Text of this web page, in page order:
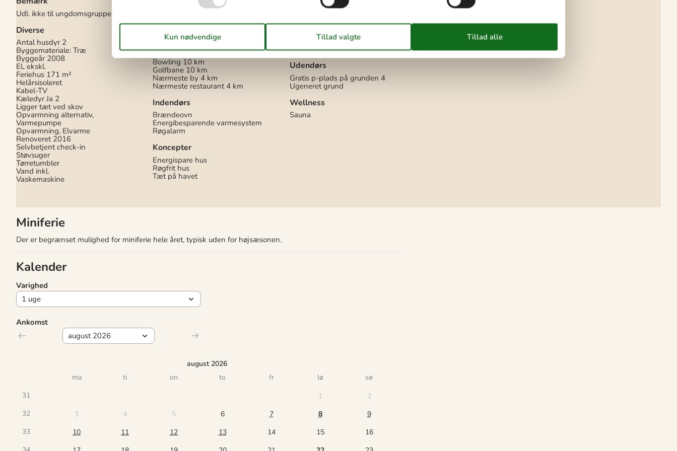
Udl. ikke til ungdomsgrupper
Diverse
Antal husdyr 2
Byggemateriale: Træ
Byggeår 2008
EL ekskl.
Feriehus 171 m²
Helårsisoleret
Kabel-TV
Kæledyr Ja 2
Ligger tæt ved skov
Opvarmning alternativ,
Varmepumpe
Opvarmning, Elvarme
Renoveret 2016
Selvbetjent check-in
Støvsuger
Tørretumbler
Vand inkl.
Vaskemaskine
Afs. til nærmeste vand/badning
Afstand til indkøb 4 km
Bowling 10 km
Golfbane 10 km
Nærmeste by 4 km
Nærmeste restaurant 4 km
Indendørs
Brændeovn
Energibesparende varmesystem
Røgalarm
Koncepter
Energispare hus
Røgfrit hus
Tæt på havet
Kaffemaskine
Køleskab
Mikroovn
Opvaskemaskine
Ovn
Udendørs
Gratis p-plads på grunden 4
Ugeneret grund
Wellness
Sauna
Miniferie
Der er begrænset mulighed for miniferie hele året, typisk uden for højsæsonen.
Kalender
Ankomst
august 2026
ma
ti on to fr lø
sø
31
1
2
32
3 4 5 6 7 8
9
33
10 11 12 13 14 15
16
Varighed